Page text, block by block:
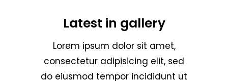
Latest in gallery
Lorem ipsum dolor sit amet,
consectetur adipisicing elit, sed
do eiusmod tempor incididunt ut